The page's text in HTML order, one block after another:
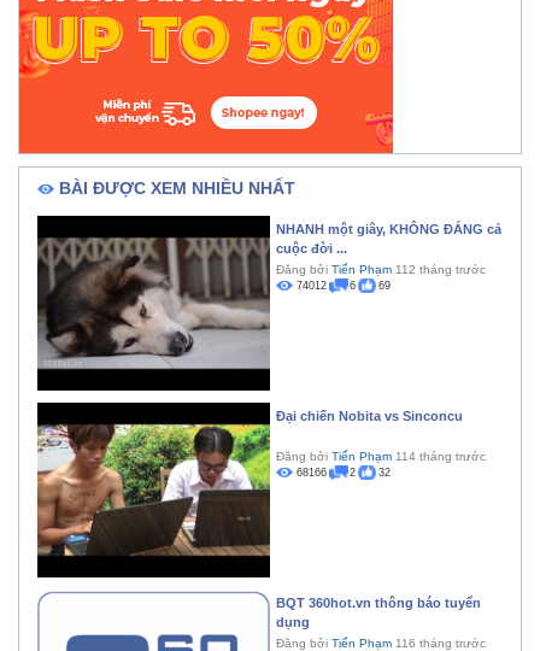
BÀI ĐƯỢC XEM NHIỀU NHẤT
NHANH một giây, KHÔNG ĐÁNG cả
cuộc đời ...
Đăng bởi Tiến Phạm 112 tháng trước
74012 6 69
Đại chiến Nobita vs Sinconcu
Đăng bởi Tiến Phạm 114 tháng trước
68166 2 32
BQT 360hot.vn thông báo tuyển
dụng
Đăng bởi Tiến Phạm 116 tháng trước